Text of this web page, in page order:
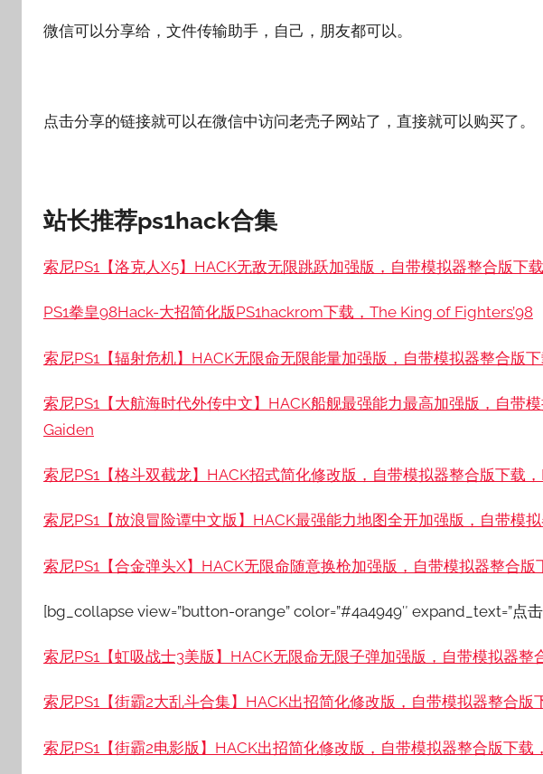
微信可以分享给，文件传输助手，自己，朋友都可以。
点击分享的链接就可以在微信中访问老壳子网站了，直接就可以购买了。
站长推荐ps1hack合集
索尼PS1【洛克人X5】HACK无敌无限跳跃加强版，自带模拟器整合版下
PS1拳皇98Hack-大招简化版PS1hackrom下载，The King of Fighters’98
索尼PS1【辐射危机】HACK无限命无限能量加强版，自带模拟器整合版
索尼PS1【大航海时代外传中文】HACK船舰最强能力最高加强版，自带
Gaiden
索尼PS1【格斗双截龙】HACK招式简化修改版，自带模拟器整合版下载
索尼PS1【放浪冒险谭中文版】HACK最强能力地图全开加强版，自带模
索尼PS1【合金弹头X】HACK无限命随意换枪加强版，自带模拟器整合
[bg_collapse view=”button-orange” color=”#4a4949″ expand_text=”点
索尼PS1【虹吸战士3美版】HACK无限命无限子弹加强版，自带模拟器
索尼PS1【街霸2大乱斗合集】HACK出招简化修改版，自带模拟器整合
索尼PS1【街霸2电影版】HACK出招简化修改版，自带模拟器整合版下